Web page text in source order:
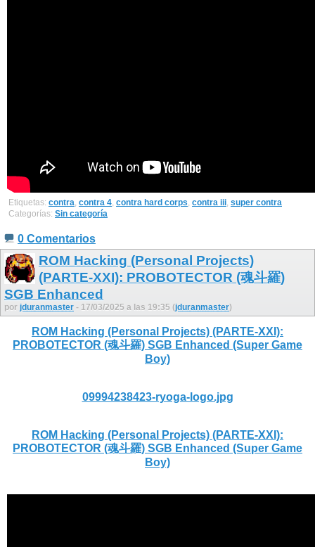
Etiquetas: contra, contra 4, contra hard corps, contra iii, super contra
Categorías: Sin categoría
0 Comentarios
ROM Hacking (Personal Projects)
(PARTE-XXI): PROBOTECTOR (魂斗羅)
SGB Enhanced
por jduranmaster - 17/03/2025 a las 19:35 (jduranmaster)
ROM Hacking (Personal Projects) (PARTE-XXI):
PROBOTECTOR (魂斗羅) SGB Enhanced (Super Game
Boy)
09994238423-ryoga-logo.jpg
ROM Hacking (Personal Projects) (PARTE-XXI):
PROBOTECTOR (魂斗羅) SGB Enhanced (Super Game
Boy)